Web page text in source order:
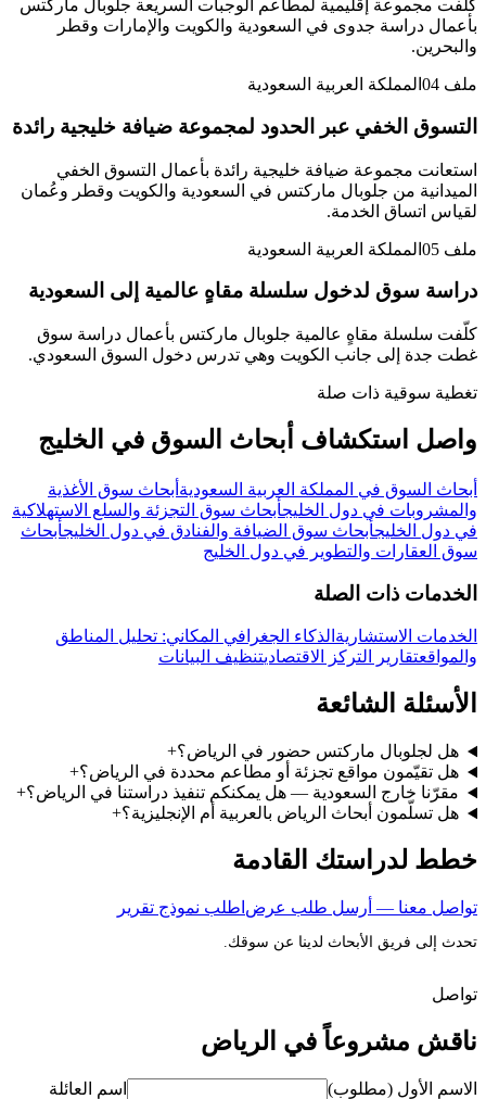
كلّفت مجموعة إقليمية لمطاعم الوجبات السريعة جلوبال ماركتس
بأعمال دراسة جدوى في السعودية والكويت والإمارات وقطر
والبحرين.
ملف 04 المملكة العربية السعودية
التسوق الخفي عبر الحدود لمجموعة ضيافة خليجية رائدة
استعانت مجموعة ضيافة خليجية رائدة بأعمال التسوق الخفي
الميدانية من جلوبال ماركتس في السعودية والكويت وقطر وعُمان
لقياس اتساق الخدمة.
ملف 05 المملكة العربية السعودية
دراسة سوق لدخول سلسلة مقاهٍ عالمية إلى السعودية
كلّفت سلسلة مقاهٍ عالمية جلوبال ماركتس بأعمال دراسة سوق
غطت جدة إلى جانب الكويت وهي تدرس دخول السوق السعودي.
تغطية سوقية ذات صلة
واصل استكشاف أبحاث السوق في الخليج
أبحاث السوق في المملكة العربية السعودية أبحاث سوق الأغذية
والمشروبات في دول الخليجأبحاث سوق التجزئة والسلع الاستهلاكية
في دول الخليجأبحاث سوق الضيافة والفنادق في دول الخليجأبحاث
سوق العقارات والتطوير في دول الخليج
الخدمات ذات الصلة
الخدمات الاستشارية الذكاء الجغرافي المكاني: تحليل المناطق
والمواقعتقارير التركز الاقتصاديتنظيف البيانات
الأسئلة الشائعة
هل لجلوبال ماركتس حضور في الرياض؟+
هل تقيّمون مواقع تجزئة أو مطاعم محددة في الرياض؟+
مقرّنا خارج السعودية — هل يمكنكم تنفيذ دراستنا في الرياض؟+
هل تسلّمون أبحاث الرياض بالعربية أم الإنجليزية؟+
خطط لدراستك القادمة
تواصل معنا — أرسل طلب عرض اطلب نموذج تقرير
تحدث إلى فريق الأبحاث لدينا عن سوقك.
تواصل
ناقش مشروعاً في الرياض
الاسم الأول (مطلوب)
اسم العائلة